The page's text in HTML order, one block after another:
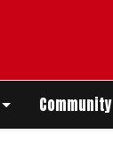
Community